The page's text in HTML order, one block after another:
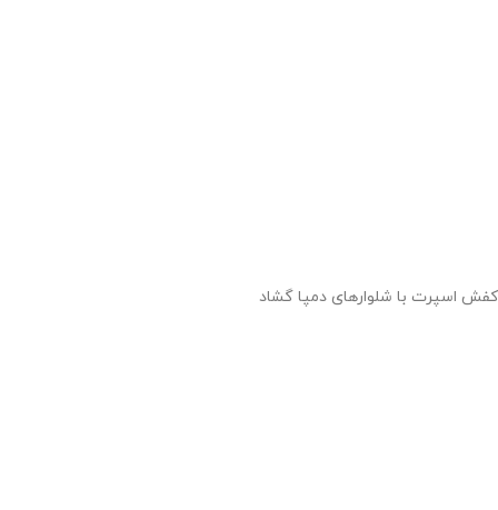
کفش اسپرت با شلوارهای دمپا گشاد